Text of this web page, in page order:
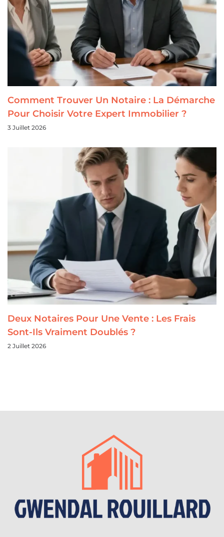
Comment Trouver Un Notaire : La Démarche
Pour Choisir Votre Expert Immobilier ?
3 Juillet 2026
Deux Notaires Pour Une Vente : Les Frais
Sont-Ils Vraiment Doublés ?
2 Juillet 2026